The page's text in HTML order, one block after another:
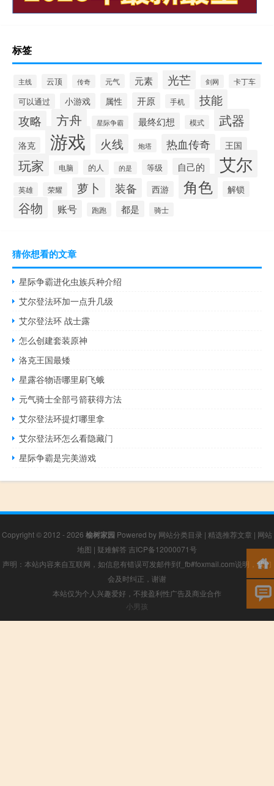
标签
主线 云顶 传奇 元气 元素 光芒 剑网 卡丁车
可以通过 小游戏 属性 开原 手机 技能
攻略 方舟 星际争霸 最终幻想 模式 武器
洛克 游戏 火线 炮塔 热血传奇 王国
玩家 电脑 的人 的是 等级 自己的 艾尔
英雄 荣耀 萝卜 装备 西游 角色 解锁
谷物 账号 跑跑 都是 骑士
猜你想看的文章
星际争霸进化虫族兵种介绍
艾尔登法环加一点升几级
艾尔登法环 战士露
怎么创建套装原神
洛克王国最矮
星露谷物语哪里刷飞蛾
元气骑士全部弓箭获得方法
艾尔登法环提灯哪里拿
艾尔登法环怎么看隐藏门
星际争霸是完美游戏
Copyright © 2012 - 2026 榆树家园 Powered by 网站分类目录 | 精选推荐文章 | 网站
地图 | 疑难解答 吉ICP备12000071号
声明：本站内容来自互联网，如信息有错误可发邮件到f_fb#foxmail.com说明，我们
会及时纠正，谢谢
本站仅为个人兴趣爱好，不接盈利性广告及商业合作
小男孩